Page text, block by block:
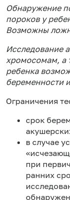
Обнаружение
пороков у
Возможны
Исследование
хромосомам, а
ребенка
беременности
Ограничения
срок
в случае
при
ранних